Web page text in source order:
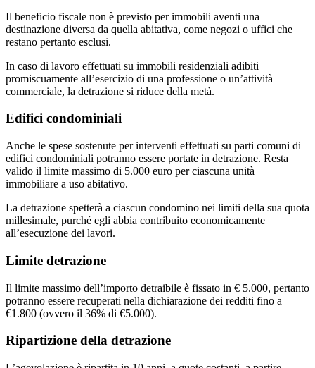
Il beneficio fiscale non è previsto per immobili aventi una
destinazione diversa da quella abitativa, come negozi o uffici che
restano pertanto esclusi.
In caso di lavoro effettuati su immobili residenziali adibiti
promiscuamente all’esercizio di una professione o un’attività
commerciale, la detrazione si riduce della metà.
Edifici condominiali
Anche le spese sostenute per interventi effettuati su parti comuni di
edifici condominiali potranno essere portate in detrazione. Resta
valido il limite massimo di 5.000 euro per ciascuna unità
immobiliare a uso abitativo.
La detrazione spetterà a ciascun condomino nei limiti della sua quota
millesimale, purché egli abbia contribuito economicamente
all’esecuzione dei lavori.
Limite detrazione
Il limite massimo dell’importo detraibile è fissato in € 5.000, pertanto
potranno essere recuperati nella dichiarazione dei redditi fino a
€1.800 (ovvero il 36% di €5.000).
Ripartizione della detrazione